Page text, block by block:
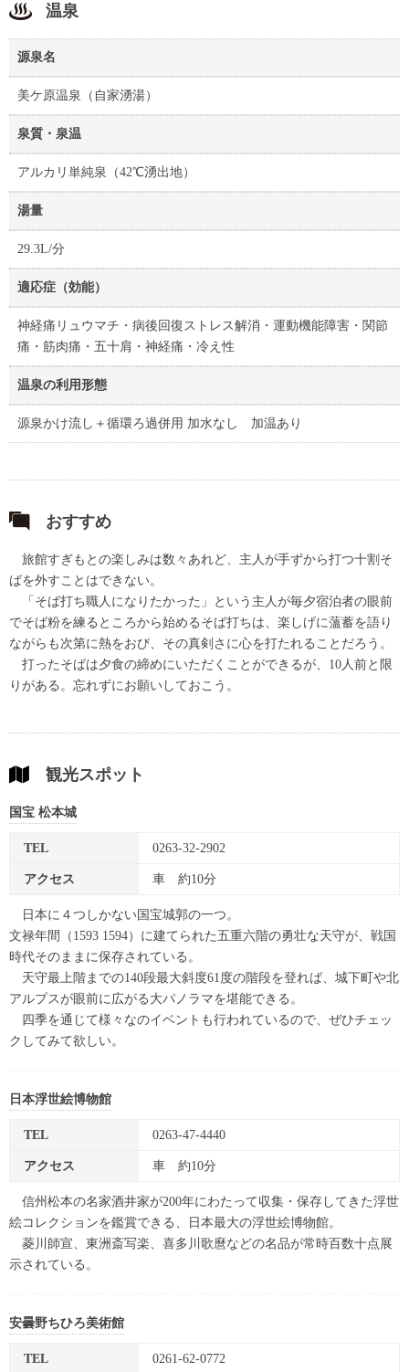
温泉
源泉名
美ケ原温泉（自家湧湯）
泉質・泉温
アルカリ単純泉（42℃湧出地）
湯量
29.3L/分
適応症（効能）
神経痛リュウマチ・病後回復ストレス解消・運動機能障害・関節
痛・筋肉痛・五十肩・神経痛・冷え性
温泉の利用形態
源泉かけ流し＋循環ろ過併用 加水なし 加温あり
おすすめ
旅館すぎもとの楽しみは数々あれど、主人が手ずから打つ十割そ
ばを外すことはできない。
「そば打ち職人になりたかった」という主人が毎夕宿泊者の眼前
でそば粉を練るところから始めるそば打ちは、楽しげに薀蓄を語り
ながらも次第に熱をおび、その真剣さに心を打たれることだろう。
打ったそばは夕食の締めにいただくことができるが、10人前と限
りがある。忘れずにお願いしておこう。
観光スポット
国宝 松本城
TEL 0263-32-2902
アクセス 車 約10分
日本に４つしかない国宝城郭の一つ。
文禄年間（1593 1594）に建てられた五重六階の勇壮な天守が、戦国
時代そのままに保存されている。
天守最上階までの140段最大斜度61度の階段を登れば、城下町や北
アルプスが眼前に広がる大パノラマを堪能できる。
四季を通じて様々なのイベントも行われているので、ぜひチェッ
クしてみて欲しい。
日本浮世絵博物館
TEL 0263-47-4440
アクセス 車 約10分
信州松本の名家酒井家が200年にわたって収集・保存してきた浮世
絵コレクションを鑑賞できる、日本最大の浮世絵博物館。
菱川師宣、東洲斎写楽、喜多川歌麿などの名品が常時百数十点展
示されている。
安曇野ちひろ美術館
TEL 0261-62-0772